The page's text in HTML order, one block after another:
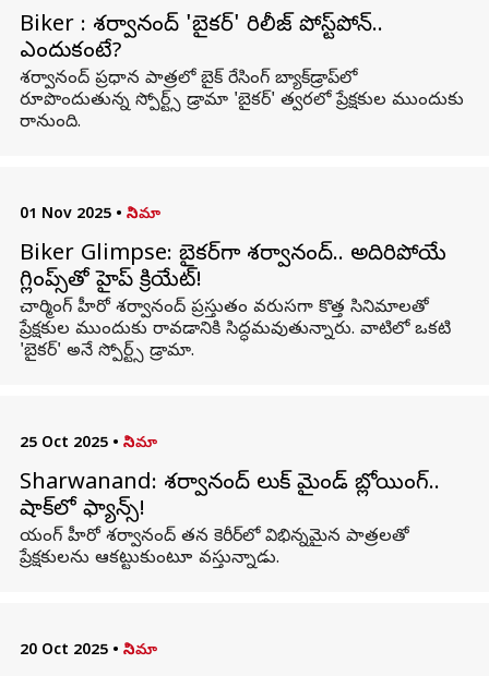
Biker : శర్వానంద్ 'బైకర్' రిలీజ్ పోస్ట్‌పోన్..
ఎందుకంటే?
శర్వానంద్ ప్రధాన పాత్రలో బైక్ రేసింగ్ బ్యాక్‌డ్రాప్‌లో
రూపొందుతున్న స్పోర్ట్స్ డ్రామా 'బైకర్' త్వరలో ప్రేక్షకుల ముందుకు
రానుంది.
01 Nov 2025 • సినిమా
Biker Glimpse: బైకర్‌గా శర్వానంద్‌.. అదిరిపోయే
గ్లింప్స్‌తో హైప్ క్రియేట్‌!
చార్మింగ్ హీరో శర్వానంద్ ప్రస్తుతం వరుసగా కొత్త సినిమాలతో
ప్రేక్షకుల ముందుకు రావడానికి సిద్ధమవుతున్నారు. వాటిలో ఒకటి
'బైకర్' అనే స్పోర్ట్స్ డ్రామా.
25 Oct 2025 • సినిమా
Sharwanand: శర్వానంద్ లుక్ మైండ్ బ్లోయింగ్..
షాక్‌లో ఫ్యాన్స్!
యంగ్ హీరో శర్వానంద్ తన కెరీర్‌లో విభిన్నమైన పాత్రలతో
ప్రేక్షకులను ఆకట్టుకుంటూ వస్తున్నాడు.
20 Oct 2025 • సినిమా